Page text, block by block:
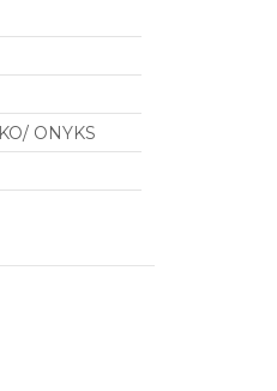
ONYKS